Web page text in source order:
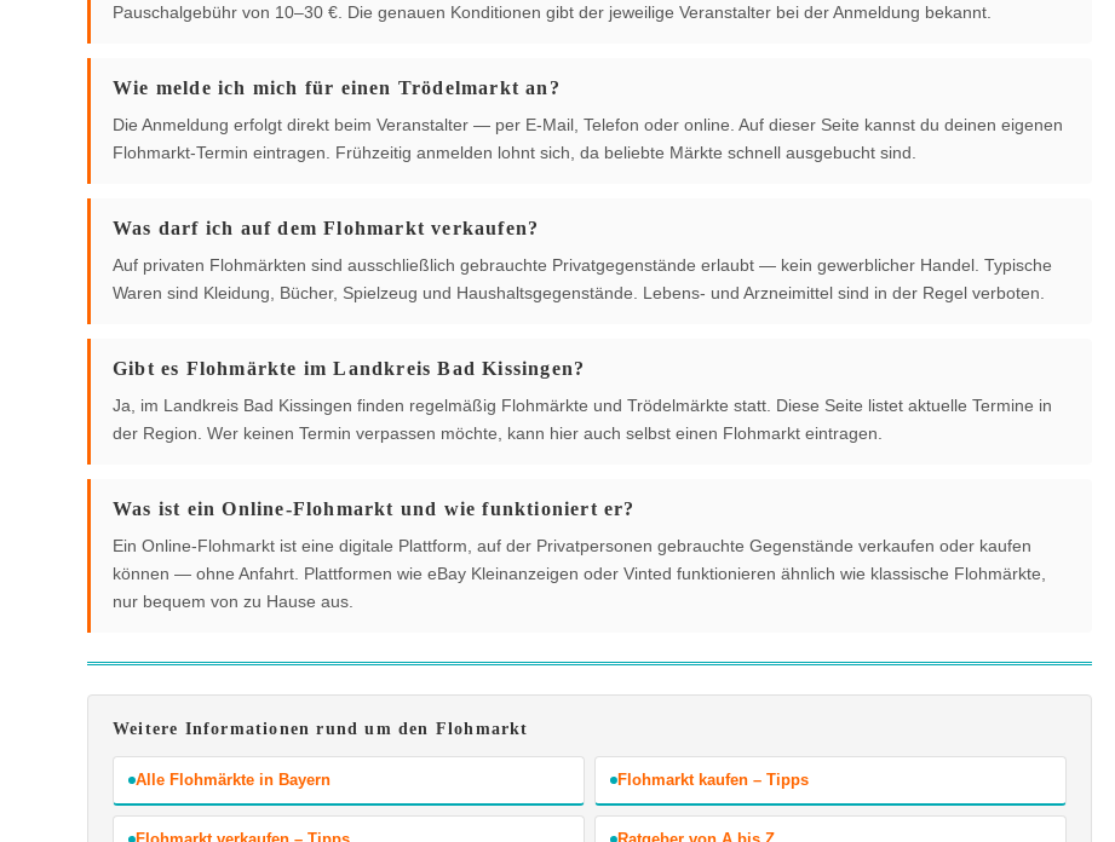
Pauschalgebühr von 10–30 €. Die genauen Konditionen gibt der jeweilige Veranstalter bei der Anmeldung bekannt.
Wie melde ich mich für einen Trödelmarkt an?
Die Anmeldung erfolgt direkt beim Veranstalter — per E-Mail, Telefon oder online. Auf dieser Seite kannst du deinen eigenen
Flohmarkt-Termin eintragen. Frühzeitig anmelden lohnt sich, da beliebte Märkte schnell ausgebucht sind.
Was darf ich auf dem Flohmarkt verkaufen?
Auf privaten Flohmärkten sind ausschließlich gebrauchte Privatgegenstände erlaubt — kein gewerblicher Handel. Typische
Waren sind Kleidung, Bücher, Spielzeug und Haushaltsgegenstände. Lebens- und Arzneimittel sind in der Regel verboten.
Gibt es Flohmärkte im Landkreis Bad Kissingen?
Ja, im Landkreis Bad Kissingen finden regelmäßig Flohmärkte und Trödelmärkte statt. Diese Seite listet aktuelle Termine in
der Region. Wer keinen Termin verpassen möchte, kann hier auch selbst einen Flohmarkt eintragen.
Was ist ein Online-Flohmarkt und wie funktioniert er?
Ein Online-Flohmarkt ist eine digitale Plattform, auf der Privatpersonen gebrauchte Gegenstände verkaufen oder kaufen
können — ohne Anfahrt. Plattformen wie eBay Kleinanzeigen oder Vinted funktionieren ähnlich wie klassische Flohmärkte,
nur bequem von zu Hause aus.
Weitere Informationen rund um den Flohmarkt
Alle Flohmärkte in Bayern Flohmarkt kaufen – Tipps